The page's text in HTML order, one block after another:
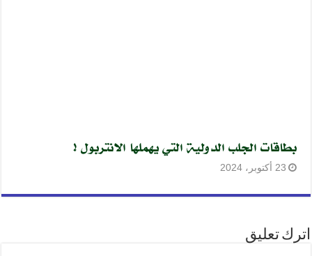
بطاقات الجلب الدولية التي يهملها الانتربول !
23 أكتوبر، 2024
اترك تعليق